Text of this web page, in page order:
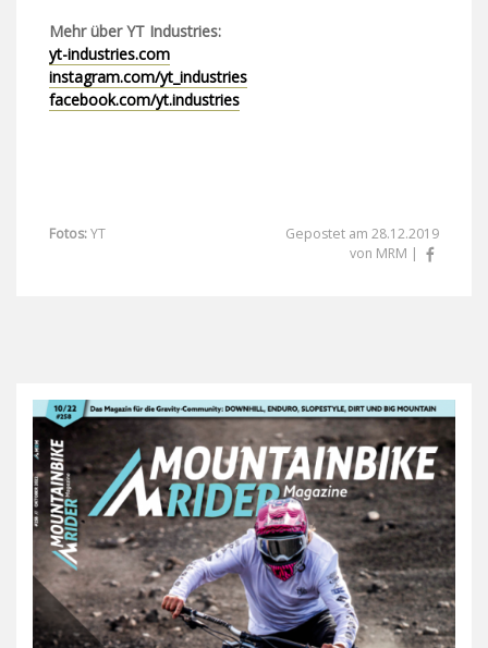
Mehr über YT Industries:
yt-industries.com
instagram.com/yt_industries
facebook.com/yt.industries
Fotos:YT
Gepostet am 28.12.2019
von MRM |